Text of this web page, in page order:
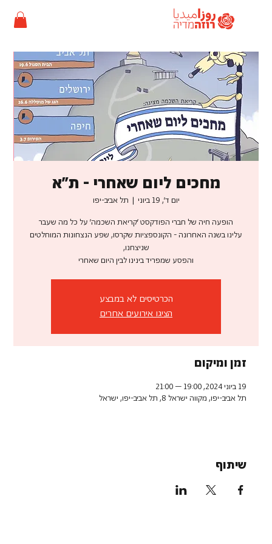
מחכים ליום שאחרי - ת"א
יום ד׳, 19 ביוני
  |
תל אביב-יפו
עלינו בשנה האחרונה - הקונספציות שקרסו, שפע הנצחונות המוחלטים
והפסע שמפריד בינינו לבין היום שאחרי
הכרטיסים לא במבצע
הציגו אירועים אחרים
זמן ומיקום
19 ביוני 2024, 19:00 – 21:00
תל אביב-יפו, מקווה ישראל 8, תל אביב-יפו, ישראל
שיתוף